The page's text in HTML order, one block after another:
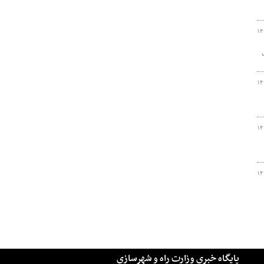
پایگاه خبری وزارت راه و شهرسازی